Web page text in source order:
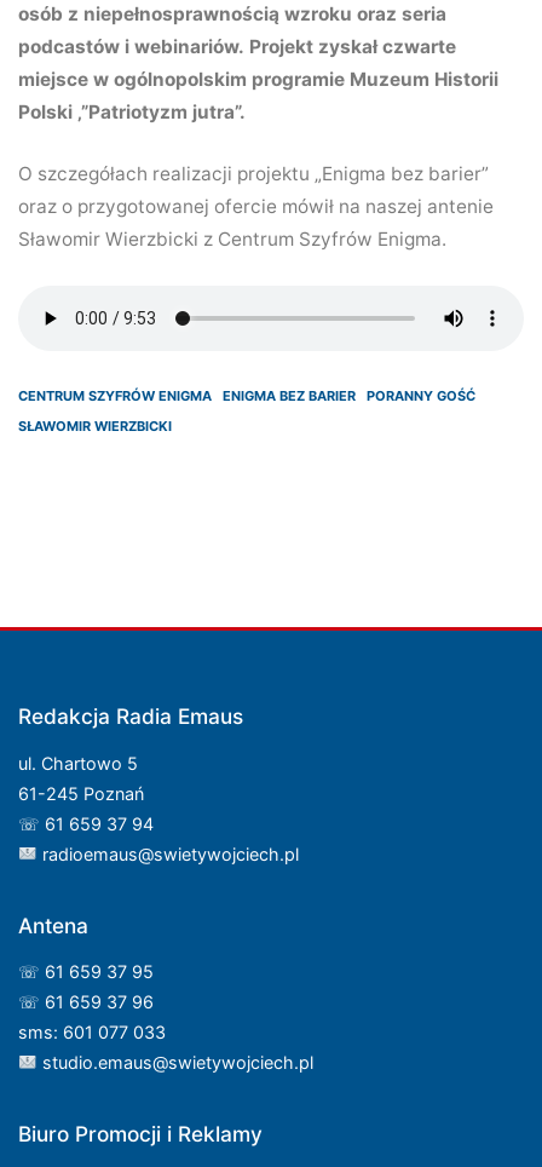
osób z niepełnosprawnością wzroku oraz seria
podcastów i webinariów. Projekt zyskał czwarte
miejsce w ogólnopolskim programie Muzeum Historii
Polski ‚”Patriotyzm jutra”.
O szczegółach realizacji projektu „Enigma bez barier”
oraz o przygotowanej ofercie mówił na naszej antenie
Sławomir Wierzbicki z Centrum Szyfrów Enigma.
CENTRUM SZYFRÓW ENIGMA ENIGMA BEZ BARIER
PORANNY GOŚĆ
SŁAWOMIR WIERZBICKI
Redakcja Radia Emaus
ul. Chartowo 5
61-245 Poznań
☏ 61 659 37 94
radioemaus@swietywojciech.pl
Antena
☏ 61 659 37 95
☏ 61 659 37 96
sms: 601 077 033
studio.emaus@swietywojciech.pl
Biuro Promocji i Reklamy